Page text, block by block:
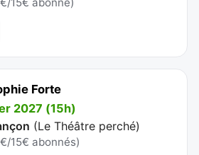
15€ abonné)
Forte
2027 (15h)
(Le Théâtre perché)
15€ abonnés)